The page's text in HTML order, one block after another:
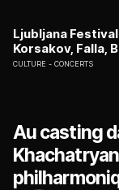
Ljubljana
Korsakov, Falla,
CULTURE CONCERTS
Au casting